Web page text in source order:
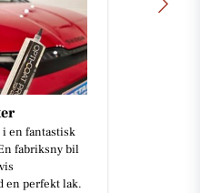
i en fantastisk
fabriksny bil
en perfekt lak.